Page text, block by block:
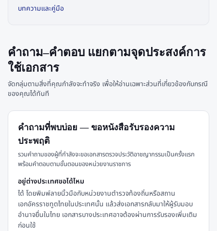
บทความและคู่มือ
คำถาม–คำตอบ แยกตามจุดประสงค์การ
ใช้เอกสาร
จัดกลุ่มตามสิ่งที่คุณกำลังจะทำจริง เพื่อให้อ่านเฉพาะส่วนที่เกี่ยวข้องกับกรณี
ของคุณได้ทันที
คำถามที่พบบ่อย — ขอหนังสือรับรองความ
ประพฤติ
รวมคำถามของผู้ที่กำลังจะขอเอกสารตรวจประวัติอาชญากรรมเป็นครั้งแรก
พร้อมคำตอบตามขั้นตอนของหน่วยงานราชการ
อยู่ต่างประเทศขอได้ไหม
ได้ โดยพิมพ์ลายนิ้วมือกับหน่วยงานตำรวจท้องถิ่นหรือสถาน
เอกอัครราชทูตไทยในประเทศนั้น แล้วส่งเอกสารกลับมาให้ผู้รับมอบ
อำนาจยื่นในไทย เอกสารบางประเทศอาจต้องผ่านการรับรองเพิ่มเติม
ก่อนใช้